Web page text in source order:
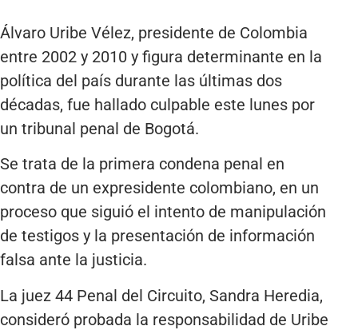
Álvaro Uribe Vélez, presidente de Colombia
entre 2002 y 2010 y figura determinante en la
política del país durante las últimas dos
décadas, fue hallado culpable este lunes por
un tribunal penal de Bogotá.
Se trata de la primera condena penal en
contra de un expresidente colombiano, en un
proceso que siguió el intento de manipulación
de testigos y la presentación de información
falsa ante la justicia.
La juez 44 Penal del Circuito, Sandra Heredia,
consideró probada la responsabilidad de Uribe